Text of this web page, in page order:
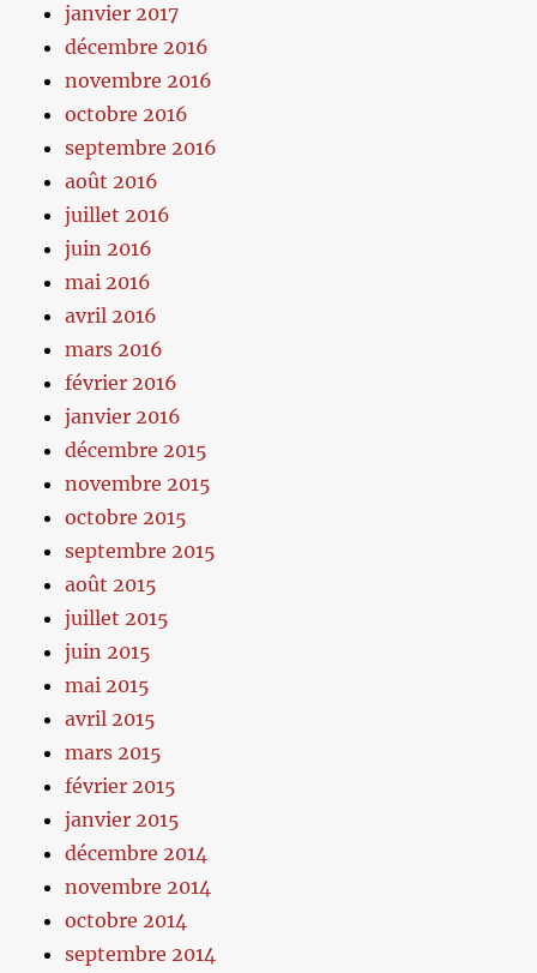
janvier 2017
décembre 2016
novembre 2016
octobre 2016
septembre 2016
août 2016
juillet 2016
juin 2016
mai 2016
avril 2016
mars 2016
février 2016
janvier 2016
décembre 2015
novembre 2015
octobre 2015
septembre 2015
août 2015
juillet 2015
juin 2015
mai 2015
avril 2015
mars 2015
février 2015
janvier 2015
décembre 2014
novembre 2014
octobre 2014
septembre 2014